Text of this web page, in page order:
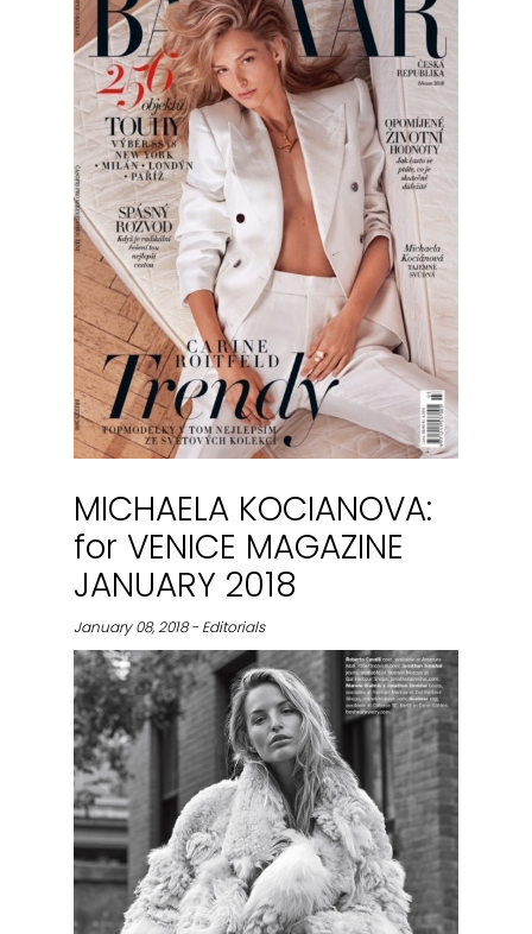
MICHAELA KOCIANOVA:
for VENICE MAGAZINE
JANUARY 2018
January 08, 2018 - Editorials